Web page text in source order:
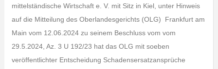
mittelständische Wirtschaft e. V. mit Sitz in Kiel, unter Hinweis
auf die Mitteilung des Oberlandesgerichts (OLG) Frankfurt am
Main vom 12.06.2024 zu seinem Beschluss vom vom
29.5.2024, Az. 3 U 192/23 hat das OLG mit soeben
veröffentlichter Entscheidung Schadensersatzansprüche